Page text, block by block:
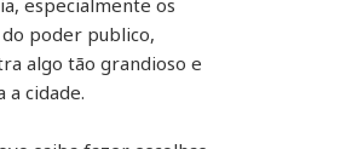
especialmente os
poder publico,
algo tão grandioso e
cidade.